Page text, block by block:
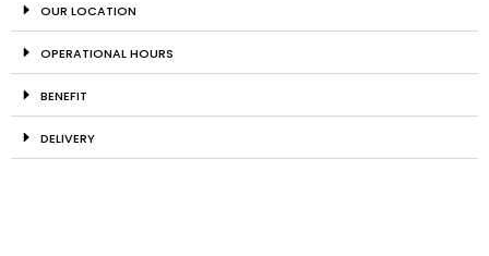
OUR LOCATION
OPERATIONAL HOURS
BENEFIT
DELIVERY